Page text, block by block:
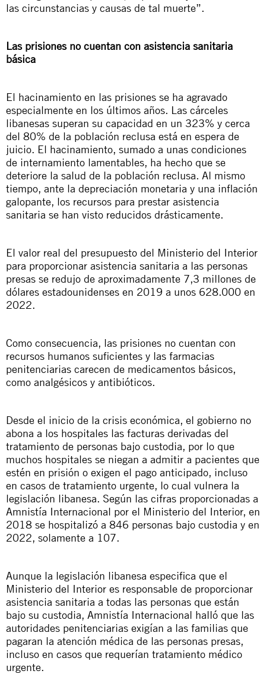
las circunstancias y causas de tal muerte”.
Las prisiones no cuentan con asistencia sanitaria
básica
El hacinamiento en las prisiones se ha agravado
especialmente en los últimos años. Las cárceles
libanesas superan su capacidad en un 323% y cerca
del 80% de la población reclusa está en espera de
juicio. El hacinamiento, sumado a unas condiciones
de internamiento lamentables, ha hecho que se
deteriore la salud de la población reclusa. Al mismo
tiempo, ante la depreciación monetaria y una inflación
galopante, los recursos para prestar asistencia
sanitaria se han visto reducidos drásticamente.
El valor real del presupuesto del Ministerio del Interior
para proporcionar asistencia sanitaria a las personas
presas se redujo de aproximadamente 7,3 millones de
dólares estadounidenses en 2019 a unos 628.000 en
2022.
Como consecuencia, las prisiones no cuentan con
recursos humanos suficientes y las farmacias
penitenciarias carecen de medicamentos básicos,
como analgésicos y antibióticos.
Desde el inicio de la crisis económica, el gobierno no
abona a los hospitales las facturas derivadas del
tratamiento de personas bajo custodia, por lo que
muchos hospitales se niegan a admitir a pacientes que
estén en prisión o exigen el pago anticipado, incluso
en casos de tratamiento urgente, lo cual vulnera la
legislación libanesa. Según las cifras proporcionadas a
Amnistía Internacional por el Ministerio del Interior, en
2018 se hospitalizó a 846 personas bajo custodia y en
2022, solamente a 107.
Aunque la legislación libanesa especifica que el
Ministerio del Interior es responsable de proporcionar
asistencia sanitaria a todas las personas que están
bajo su custodia, Amnistía Internacional halló que las
autoridades penitenciarias exigían a las familias que
pagaran la atención médica de las personas presas,
incluso en casos que requerían tratamiento médico
urgente.